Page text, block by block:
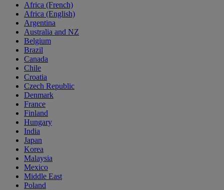
Africa (French)
Africa (English)
Argentina
Australia and NZ
Belgium
Brazil
Canada
Chile
Croatia
Czech Republic
Denmark
France
Finland
Hungary
India
Japan
Korea
Malaysia
Mexico
Middle East
Poland